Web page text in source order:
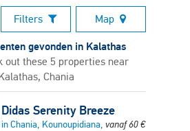
Filters Map
gevonden in Kalathas
out these 5 properties near
Chania
Didas Serenity Breeze
in Chania, Kounoupidiana, vanaf60€